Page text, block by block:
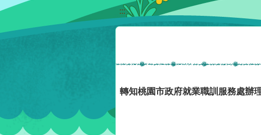
:::
轉知桃園市政府就業職訓服務處辦